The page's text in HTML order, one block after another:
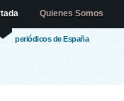
periódicos de España
Quienes Somos